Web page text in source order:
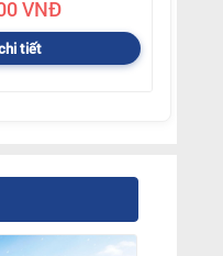
VNĐ
tiết